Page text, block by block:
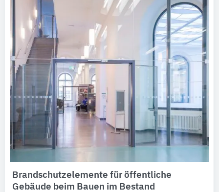
Brandschutzelemente für öffentliche
Gebäude beim Bauen im Bestand